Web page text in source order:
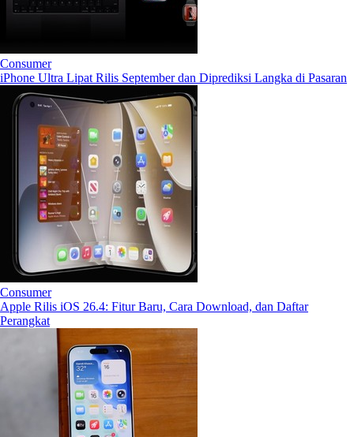
Consumer
iPhone Ultra Lipat Rilis September dan Diprediksi Langka di Pasaran
Consumer
Apple Rilis iOS 26.4: Fitur Baru, Cara Download, dan Daftar
Perangkat